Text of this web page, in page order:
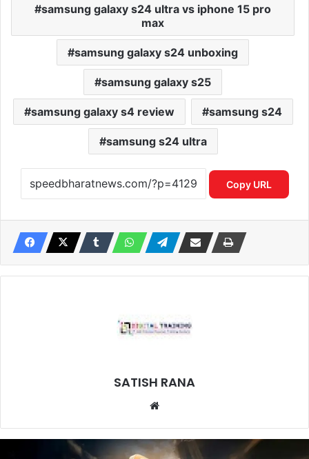
samsung galaxy s24 ultra vs iphone 15 pro
max
samsung galaxy s24 unboxing
samsung galaxy s25
samsung galaxy s4 review samsung s24
samsung s24 ultra
Copy URL
SATISH RANA